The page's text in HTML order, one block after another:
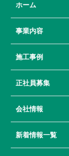
ホーム
事業内容
施工事例
正社員募集
会社情報
新着情報一覧